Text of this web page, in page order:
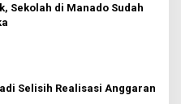
Sekolah di Manado Sudah
Selisih Realisasi Anggaran